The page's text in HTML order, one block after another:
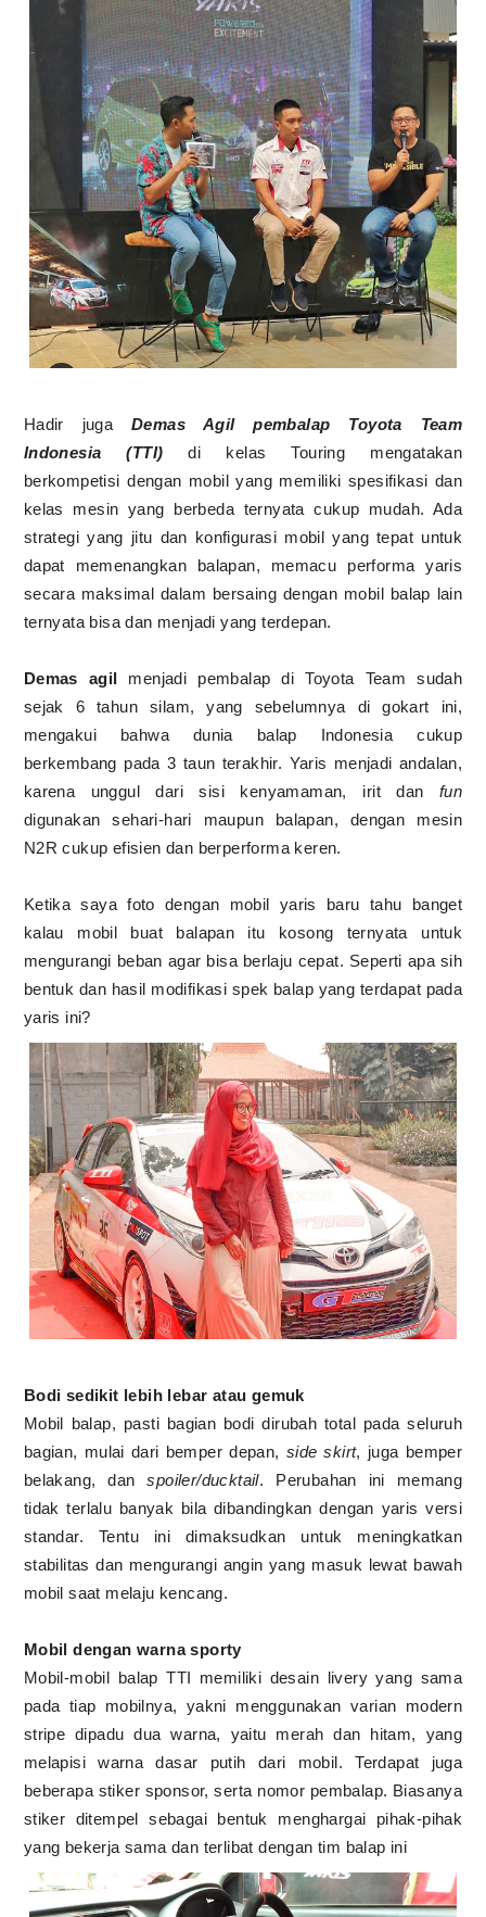
Hadir jugaDemas Agil pembalap Toyota Team
Indonesia (TTI) di kelas Touring mengatakan
berkompetisi dengan mobil yang memiliki spesifikasi dan
kelas mesin yang berbeda ternyata cukup mudah. Ada
strategi yang jitu dan konfigurasi mobil yang tepat untuk
dapat memenangkan balapan, memacu performa yaris
secara maksimal dalam bersaing dengan mobil balap lain
ternyata bisa dan menjadi yang terdepan.
Demas agil menjadi pembalap di Toyota Team sudah
sejak 6 tahun silam, yang sebelumnya di gokart ini,
mengakui bahwa dunia balap Indonesia cukup
berkembang pada 3 taun terakhir. Yaris menjadi andalan,
karena unggul dari sisi kenyamaman, irit dan fun
digunakan sehari-hari maupun balapan, dengan mesin
N2R cukup efisien dan berperforma keren.
Ketika saya foto dengan mobil yaris baru tahu banget
kalau mobil buat balapan itu kosong ternyata untuk
mengurangi beban agar bisa berlaju cepat. Seperti apa sih
bentuk dan hasil modifikasi spek balap yang terdapat pada
yaris ini?
Bodi sedikit lebih lebar atau gemuk
Mobil balap, pasti bagian bodi dirubah total pada seluruh
bagian, mulai dari bemper depan, side skirt, juga bemper
belakang, danspoiler/ducktail. Perubahan ini memang
tidak terlalu banyak bila dibandingkan dengan yaris versi
standar. Tentu ini dimaksudkan untuk meningkatkan
stabilitas dan mengurangi angin yang masuk lewat bawah
mobil saat melaju kencang.
Mobil dengan warna sporty
Mobil-mobil balap TTI memiliki desain livery yang sama
pada tiap mobilnya, yakni menggunakan varian modern
stripe dipadu dua warna, yaitu merah dan hitam, yang
melapisi warna dasar putih dari mobil. Terdapat juga
beberapa stiker sponsor, serta nomor pembalap. Biasanya
stiker ditempel sebagai bentuk menghargai pihak-pihak
yang bekerja sama dan terlibat dengan tim balap ini